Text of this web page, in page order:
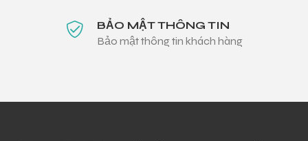
BẢO MẬT THÔNG TIN
Bảo mật thông tin khách hàng